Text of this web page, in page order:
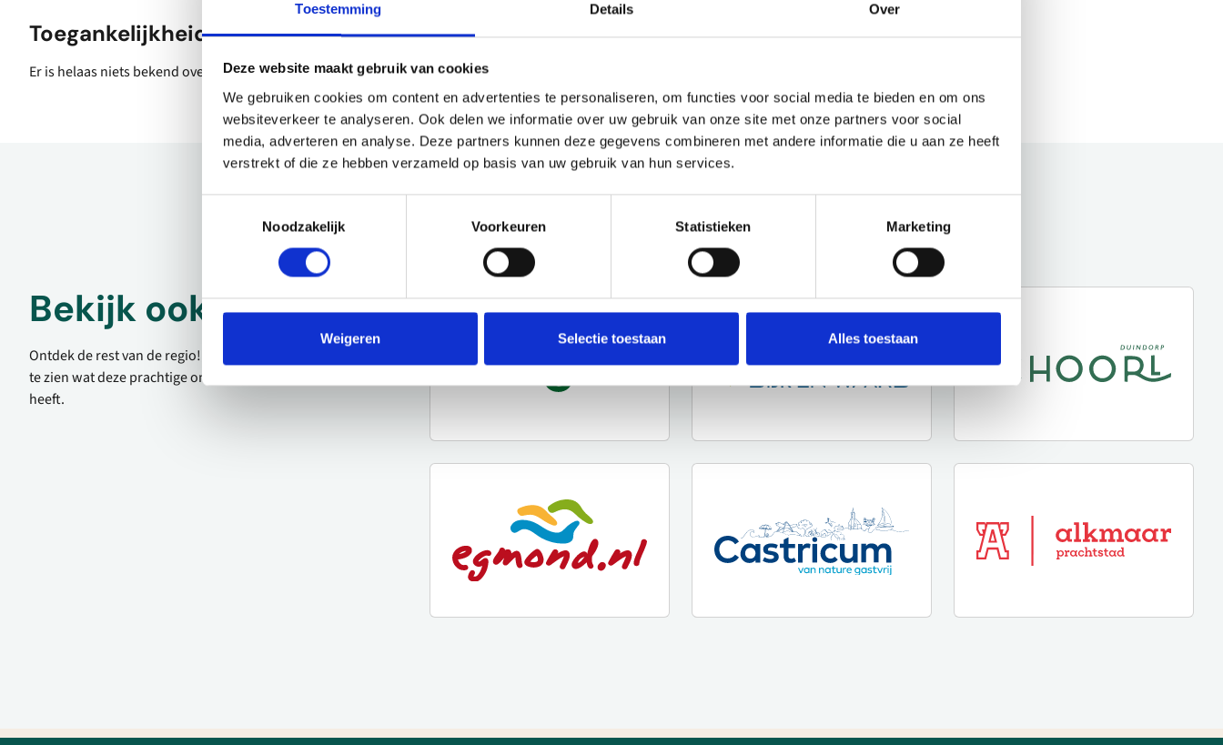
Toestemming Details Over
Deze website maakt gebruik van cookies
We gebruiken cookies om content en advertenties te personaliseren, om functies voor social media te bieden en om ons
websiteverkeer te analyseren. Ook delen we informatie over uw gebruik van onze site met onze partners voor social
media, adverteren en analyse. Deze partners kunnen deze gegevens combineren met andere informatie die u aan ze heeft
verstrekt of die ze hebben verzameld op basis van uw gebruik van hun services.
Noodzakelijk
Voorkeuren Statistieken Marketing
Weigeren Selectie toestaan Alles toestaan
Toegankelijkheid
Er is helaas niets bekend over de toegankelijkheid.
Bekijk ook eens
Ontdek de rest van de regio! Bekijk de andere websites om
te zien wat deze prachtige omgeving nog meer te bieden
heeft.